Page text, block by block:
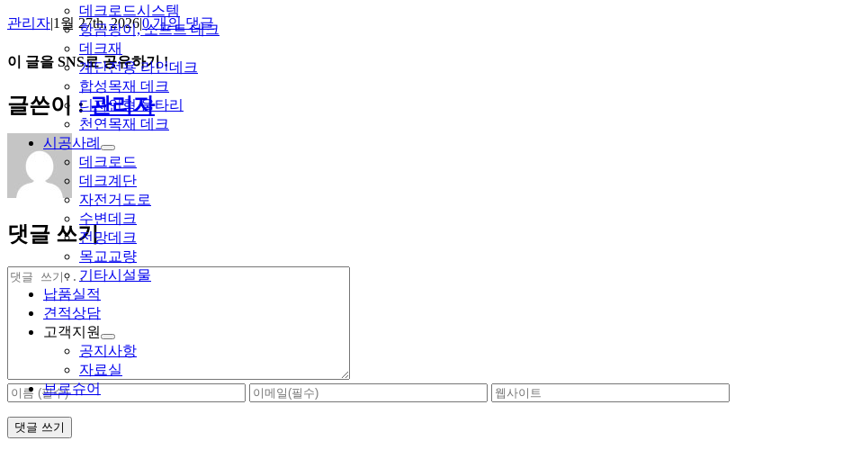
데크로드시스템
항곰팡이, 소프트 데크
데크재
계단전용 라인데크
합성목재 데크
디자인형 울타리
천연목재 데크
시공사례
데크로드
데크계단
자전거도로
수변데크
전망데크
목교교량
기타시설물
납품실적
견적상담
고객지원
공지사항
자료실
브로슈어
관리자|1월 27th, 2026|0 개의 댓글
이 글을 SNS로 공유하기 !
Facebook
X
Reddit
LinkedIn
Tumblr
Pinterest
Vk
이
메
일
글쓴이 :관리자
댓글 쓰기
댓